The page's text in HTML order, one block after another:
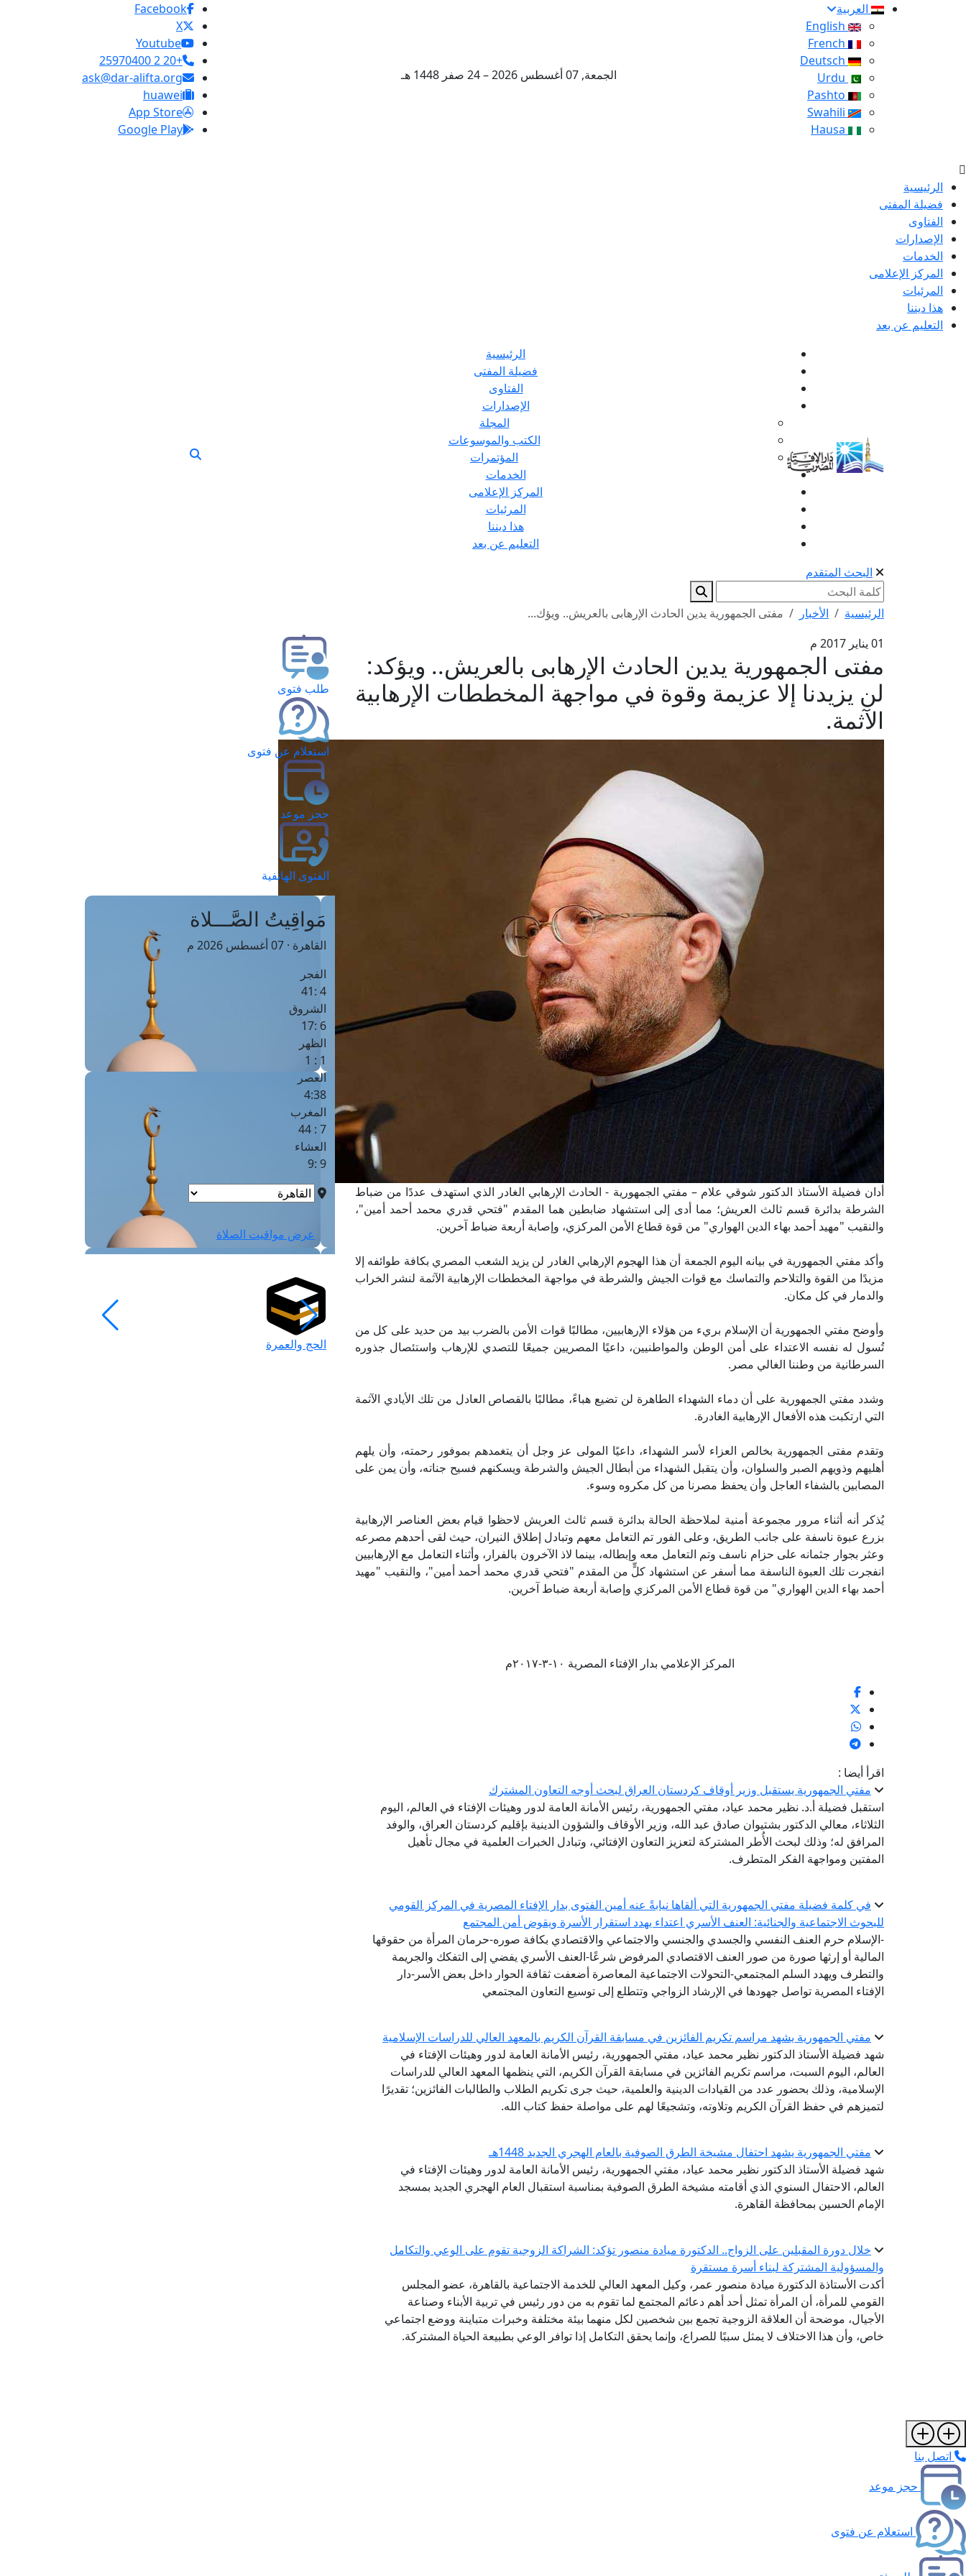
العربية
الجمعة, 07 أغسطس 2026 – 24 صفر 1448 هـ
Facebook
X
Youtube
+20 2 25970400
ask@dar-alifta.org
huawei
App Store
Google Play
الرئيسية
فضيلة المفتى
الفتاوى
الإصدارات
الخدمات
المركز الإعلامى
المرئيات
هذا ديننا
التعليم عن بعد
الرئيسية
فضيلة المفتى
الفتاوى
الإصدارات
المجلة
الكتب والموسوعات
المؤتمرات
الخدمات
المركز الإعلامى
المرئيات
هذا ديننا
التعليم عن بعد
البحث المتقدم
الرئيسية الأخبار
مفتى الجمهورية يدين الحادث الإرهابى بالعريش.. ويؤك...
01 يناير 2017 م
مفتى الجمهورية يدين الحادث الإرهابى بالعريش.. ويؤكد:
لن يزيدنا إلا عزيمة وقوة في مواجهة المخططات الإرهابية
الآثمة.
أدان فضيلة الأستاذ الدكتور شوقي علام – مفتي الجمهورية - الحادث الإرهابي الغادر الذي استهدف عددًا من ضباط
الشرطة بدائرة قسم ثالث العريش؛ مما أدى إلى استشهاد ضابطين هما المقدم "فتحي قدري محمد أحمد أمين"،
والنقيب "مهيد أحمد بهاء الدين الهواري" من قوة قطاع الأمن المركزي، وإصابة أربعة ضباط آخرين.
وأكد مفتي الجمهورية في بيانه اليوم الجمعة أن هذا الهجوم الإرهابي الغادر لن يزيد الشعب المصري بكافة طوائفه إلا
مزيدًا من القوة والتلاحم والتماسك مع قوات الجيش والشرطة في مواجهة المخططات الإرهابية الآثمة لنشر الخراب
والدمار في كل مكان.
وأوضح مفتي الجمهورية أن الإسلام بريء من هؤلاء الإرهابيين، مطالبًا قوات الأمن بالضرب بيد من حديد على كل من
تُسول له نفسه الاعتداء على أمن الوطن والمواطنيين، داعيًا المصريين جميعًا للتصدي للإرهاب واستئصال جذوره
السرطانية من وطننا الغالي مصر.
وشدد مفتي الجمهورية على أن دماء الشهداء الطاهرة لن تضيع هباءً، مطالبًا بالقصاص العادل من تلك الأيادي الآثمة
التي ارتكبت هذه الأفعال الإرهابية الغادرة.
وتقدم مفتى الجمهورية بخالص العزاء لأسر الشهداء، داعيًا المولى عز وجل أن يتغمدهم بموفور رحمته، وأن يلهم
أهليهم وذويهم الصبر والسلوان، وأن يتقبل الشهداء من أبطال الجيش والشرطة ويسكنهم فسيح جناته، وأن يمن على
المصابين بالشفاء العاجل وأن يحفظ مصرنا من كل مكروه وسوء.
يُذكر أنه أثناء مرور مجموعة أمنية لملاحظة الحالة بدائرة قسم ثالث العريش لاحظوا قيام بعض العناصر الإرهابية
بزرع عبوة ناسفة على جانب الطريق، وعلى الفور تم التعامل معهم وتبادل إطلاق النيران، حيث لقى أحدهم مصرعه
وعثر بجوار جثمانه على حزام ناسف وتم التعامل معه وإبطاله، بينما لاذ الآخرون بالفرار، وأثناء التعامل مع الإرهابيين
انفجرت تلك العبوة الناسفة مما أسفر عن استشهاد كلٍّ من المقدم "فتحي قدري محمد أحمد أمين"، والنقيب "مهيد
أحمد بهاء الدين الهواري" من قوة قطاع الأمن المركزي وإصابة أربعة ضباط آخرين.
المركز الإعلامي بدار الإفتاء المصرية ١٠-٣-٢٠١٧م
اقرأ أيضا :
مفتي الجمهورية يستقبل وزير أوقاف كردستان العراق لبحث أوجه التعاون المشترك
استقبل فضيلة أ.د. نظير محمد عياد، مفتي الجمهورية، رئيس الأمانة العامة لدور وهيئات الإفتاء في العالم، اليوم
الثلاثاء، معالي الدكتور بشتيوان صادق عبد الله، وزير الأوقاف والشؤون الدينية بإقليم كردستان العراق، والوفد
المرافق له؛ وذلك لبحث الأُطر المشتركة لتعزيز التعاون الإفتائي، وتبادل الخبرات العلمية في مجال تأهيل
المفتين ومواجهة الفكر المتطرف.
في كلمة فضيلة مفتي الجمهورية التي ألقاها نيابةً عنه أمين الفتوى بدار الإفتاء المصرية في المركز القومي
للبحوث الاجتماعية والجنائية: العنف الأسري اعتداء يهدد استقرار الأسرة ويقوض أمن المجتمع
-الإسلام حرم العنف النفسي والجسدي والجنسي والاجتماعي والاقتصادي بكافة صوره-حرمان المرأة من حقوقها
المالية أو إرثها صورة من صور العنف الاقتصادي المرفوض شرعًا-العنف الأسري يفضي إلى التفكك والجريمة
والتطرف ويهدد السلم المجتمعي-التحولات الاجتماعية المعاصرة أضعفت ثقافة الحوار داخل بعض الأسر-دار
الإفتاء المصرية تواصل جهودها في الإرشاد الزواجي وتتطلع إلى توسيع التعاون المجتمعي
مفتي الجمهورية يشهد مراسم تكريم الفائزين في مسابقة القرآن الكريم بالمعهد العالي للدراسات الإسلامية
شهد فضيلة الأستاذ الدكتور نظير محمد عياد، مفتي الجمهورية، رئيس الأمانة العامة لدور وهيئات الإفتاء في
العالم، اليوم السبت، مراسم تكريم الفائزين في مسابقة القرآن الكريم، التي ينظمها المعهد العالي للدراسات
الإسلامية، وذلك بحضور عدد من القيادات الدينية والعلمية، حيث جرى تكريم الطلاب والطالبات الفائزين؛ تقديرًا
لتميزهم في حفظ القرآن الكريم وتلاوته، وتشجيعًا لهم على مواصلة حفظ كتاب الله.
مفتي الجمهورية يشهد احتفال مشيخة الطرق الصوفية بالعام الهجري الجديد 1448هـ
شهد فضيلة الأستاذ الدكتور نظير محمد عياد، مفتي الجمهورية، رئيس الأمانة العامة لدور وهيئات الإفتاء في
العالم، الاحتفال السنوي الذي أقامته مشيخة الطرق الصوفية بمناسبة استقبال العام الهجري الجديد بمسجد
الإمام الحسين بمحافظة القاهرة.
خلال دورة المقبلين على الزواج.. الدكتورة ميادة منصور تؤكد: الشراكة الزوجية تقوم على الوعي والتكامل
والمسؤولية المشتركة لبناء أسرة مستقرة
أكدت الأستاذة الدكتورة ميادة منصور عمر، وكيل المعهد العالي للخدمة الاجتماعية بالقاهرة، عضو المجلس
القومي للمرأة، أن المرأة تمثل أحد أهم دعائم المجتمع لما تقوم به من دور رئيس في تربية الأبناء وصناعة
الأجيال، موضحة أن العلاقة الزوجية تجمع بين شخصين لكل منهما بيئة مختلفة وخبرات متباينة ووضع اجتماعي
خاص، وأن هذا الاختلاف لا يمثل سببًا للصراع، وإنما يحقق التكامل إذا توافر الوعي بطبيعة الحياة المشتركة.
طلب فتوى
استعلام عن فتوى
حجز موعد
الفتوى الهاتفية
مَواقِيتُ الصَّـــلاة
القاهرة · 07 أغسطس 2026 م
الفجر
4 :41
الشروق
6 :17
الظهر
1 : 1
العصر
4:38
المغرب
7 : 44
العشاء
9 :9
عرض مواقيت الصلاة
الحج والعمرة
اتصل بنا
حجز موعد
استعلام عن فتوى